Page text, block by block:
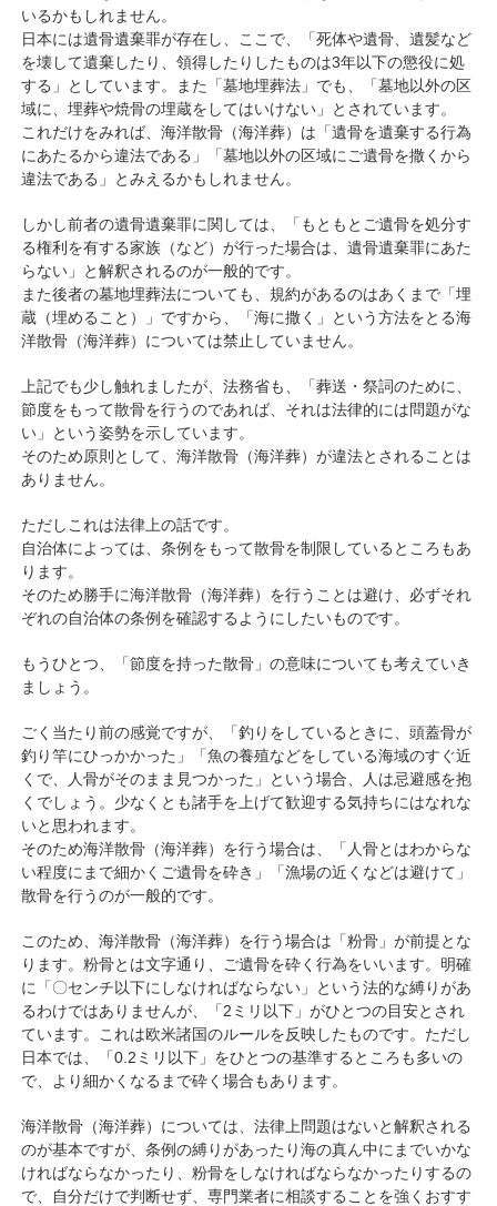
いるかもしれません。
日本には遺骨遺棄罪が存在し、ここで、「死体や遺骨、遺髪など
を壊して遺棄したり、領得したりしたものは3年以下の懲役に処
する」としています。また「墓地埋葬法」でも、「墓地以外の区
域に、埋葬や焼骨の埋蔵をしてはいけない」とされています。
これだけをみれば、海洋散骨（海洋葬）は「遺骨を遺棄する行為
にあたるから違法である」「墓地以外の区域にご遺骨を撒くから
違法である」とみえるかもしれません。
しかし前者の遺骨遺棄罪に関しては、「もともとご遺骨を処分す
る権利を有する家族（など）が行った場合は、遺骨遺棄罪にあた
らない」と解釈されるのが一般的です。
また後者の墓地埋葬法についても、規約があるのはあくまで「埋
蔵（埋めること）」ですから、「海に撒く」という方法をとる海
洋散骨（海洋葬）については禁止していません。
上記でも少し触れましたが、法務省も、「葬送・祭詞のために、
節度をもって散骨を行うのであれば、それは法律的には問題がな
い」という姿勢を示しています。
そのため原則として、海洋散骨（海洋葬）が違法とされることは
ありません。
ただしこれは法律上の話です。
自治体によっては、条例をもって散骨を制限しているところもあ
ります。
そのため勝手に海洋散骨（海洋葬）を行うことは避け、必ずそれ
ぞれの自治体の条例を確認するようにしたいものです。
もうひとつ、「節度を持った散骨」の意味についても考えていき
ましょう。
ごく当たり前の感覚ですが、「釣りをしているときに、頭蓋骨が
釣り竿にひっかかった」「魚の養殖などをしている海域のすぐ近
くで、人骨がそのまま見つかった」という場合、人は忌避感を抱
くでしょう。少なくとも諸手を上げて歓迎する気持ちにはなれな
いと思われます。
そのため海洋散骨（海洋葬）を行う場合は、「人骨とはわからな
い程度にまで細かくご遺骨を砕き」「漁場の近くなどは避けて」
散骨を行うのが一般的です。
このため、海洋散骨（海洋葬）を行う場合は「粉骨」が前提とな
ります。粉骨とは文字通り、ご遺骨を砕く行為をいいます。明確
に「〇センチ以下にしなければならない」という法的な縛りがあ
るわけではありませんが、「2ミリ以下」がひとつの目安とされ
ています。これは欧米諸国のルールを反映したものです。ただし
日本では、「0.2ミリ以下」をひとつの基準するところも多いの
で、より細かくなるまで砕く場合もあります。
海洋散骨（海洋葬）については、法律上問題はないと解釈される
のが基本ですが、条例の縛りがあったり海の真ん中にまでいかな
ければならなかったり、粉骨をしなければならなかったりするの
で、自分だけで判断せず、専門業者に相談することを強くおすす